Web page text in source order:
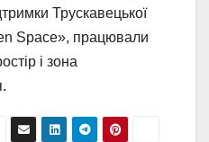
Трускавецької
Space», працювали
і зона